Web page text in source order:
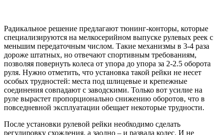
Радикальное решение предлагают тюнинг-конторы, которые
специализируются на мелкосерийном выпуске рулевых реек с
меньшим передаточным числом. Такие механизмы в 3-4 раза
дороже штатных, но отвечают спортивным требованиям,
позволяя повернуть колеса от упора до упора за 2-2.5 оборота
руля. Нужно отметить, что установка такой рейки не несет
особых трудностей: места под шлицевые и крепежные
соединения совпадают с заводскими. Только вот усилие на
руле вырастет пропорционально снижению оборотов, что в
повседневной эксплуатации обещает некоторые трудности.
После установки рулевой рейки необходимо сделать
регулировку схождения, а заодно – и развала колес. И не